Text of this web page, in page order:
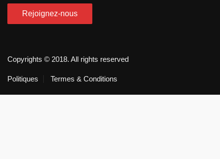
Copyrights © 2018. All rights reserved
Politiques Termes & Conditions